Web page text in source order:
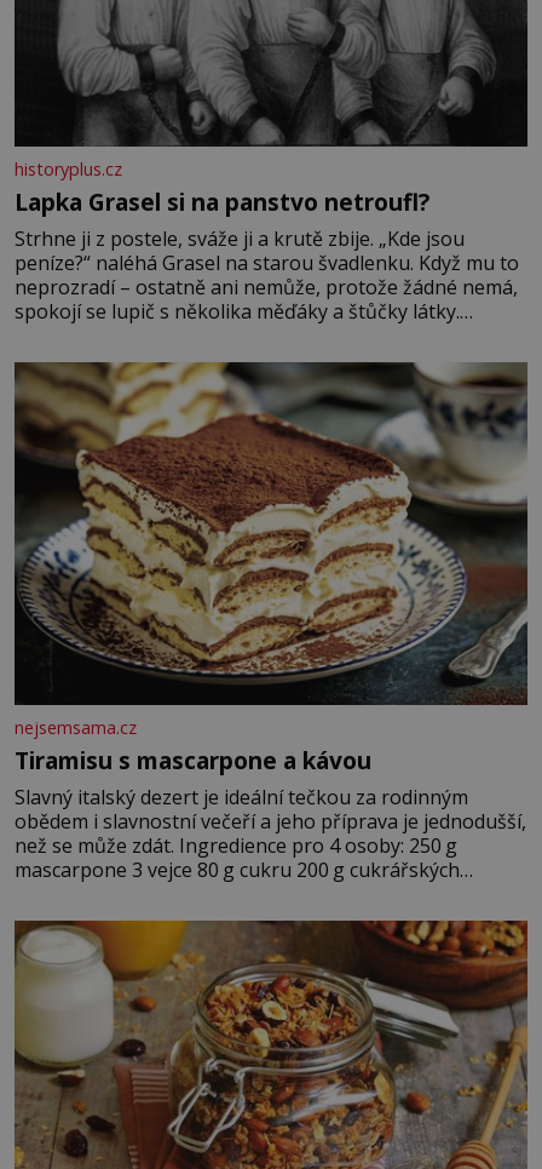
historyplus.cz
Lapka Grasel si na panstvo netroufl?
Strhne ji z postele, sváže ji a krutě zbije. „Kde jsou
peníze?“ naléhá Grasel na starou švadlenku. Když mu to
neprozradí – ostatně ani nemůže, protože žádné nemá,
spokojí se lupič s několika měďáky a štůčky látky.
krutý. Jeho činy budí hrůzu ještě dlouho po jeho smrti
nejsemsama.cz
Tiramisu s mascarpone a kávou
Slavný italský dezert je ideální tečkou za rodinným
obědem i slavnostní večeří a jeho příprava je jednodušší,
než se může zdát. Ingredience pro 4 osoby: 250 g
mascarpone 3 vejce 80 g cukru 200 g cukrářských
posypání Postup: Oddělte žloutky od bílků. Žloutky
vyšlehejte s cukrem do světlé pěny a postupně do nich
vmíchejte mascarpone, aby vznikl hladký